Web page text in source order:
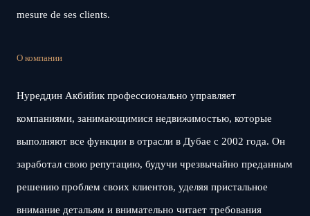
mesure de ses clients.
О компании
Нуреддин Акбийик профессионально управляет
компаниями, занимающимися недвижимостью, которые
выполняют все функции в отрасли в Дубае с 2002 года. Он
заработал свою репутацию, будучи чрезвычайно преданным
решению проблем своих клиентов, уделяя пристальное
внимание детальям и внимательно читает требования